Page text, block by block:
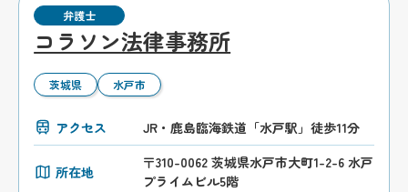
弁護士
コラソン法律事務所
茨城県 水戸市
アクセス JR・鹿島臨海鉄道「水戸駅」徒歩11分
所在地
〒310-0062 茨城県水戸市大町1-2-6 水戸
プライムビル5階